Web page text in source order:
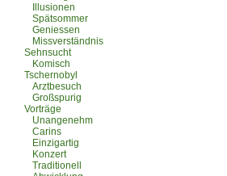
Illusionen
Spätsommer
Geniessen
Missverständnis
Sehnsucht
Komisch
Tschernobyl
Arztbesuch
Großspurig
Vorträge
Unangenehm
Carins
Einzigartig
Konzert
Traditionell